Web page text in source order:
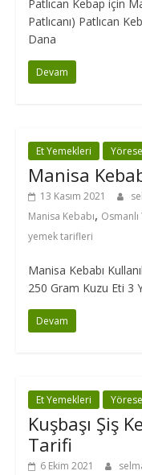
Patlıcan Kebap için
Patlıcanı) Patlıcan
Dana
Devam
Et Yemekleri
Manisa
13 Kasım 2021
Manisa Kebabı,
yemek tarifleri
Manisa Kebabı
250 Gram Kuzu Eti 3
Devam
Et Yemekleri
Kuşbaşı Şiş
Tarifi
6 Ekim 2021